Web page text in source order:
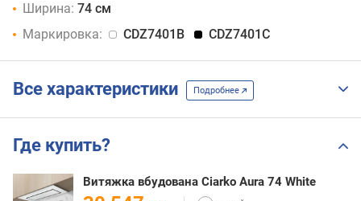
Ширина: 74 см
Маркировка:
CDZ7401B CDZ7401C
Все характеристики Подробнее
Где купить?
Витяжка вбудована Ciarko Aura 74 White